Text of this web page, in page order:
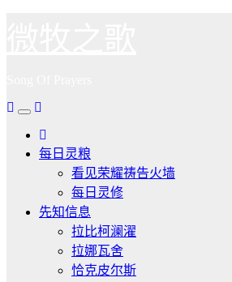
每日灵粮
看见荣耀祷告火墙
每日灵修
先知信息
拉比柯澜濯
拉娜瓦舍
恰克皮尔斯